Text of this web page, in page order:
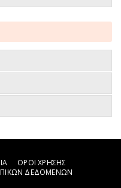
ΟΡΟΙ ΧΡΗΣΗΣ
ΔΕΔΟΜΕΝΩΝ